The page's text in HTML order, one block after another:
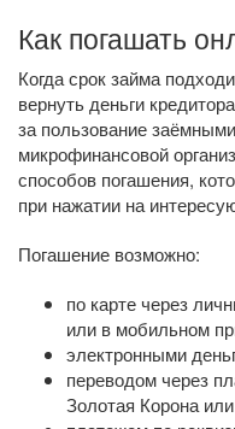
Как погашать
Когда срок займа
вернуть деньги
за пользование
микрофинансовой
способов погашения,
при нажатии на
Погашение возможно:
по карте через
или в мобильном
электронными
переводом через
Золотая Корона